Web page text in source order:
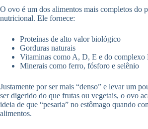
O ovo é um dos alimentos mais completos do
nutricional. Ele fornece:
Proteínas de alto valor biológico
Gorduras naturais
Vitaminas como A, D, E e do complexo
Minerais como ferro, fósforo e selênio
Justamente por ser mais “denso” e levar um
ser digerido do que frutas ou vegetais, o ovo
ideia de que “pesaria” no estômago quando
alimentos.